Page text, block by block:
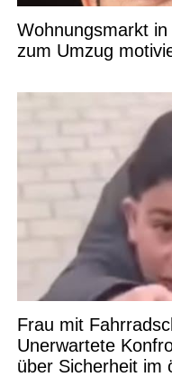
Wohnungsmarkt
zum Umzug
Frau mit
Unerwartete
über Sicherheit im